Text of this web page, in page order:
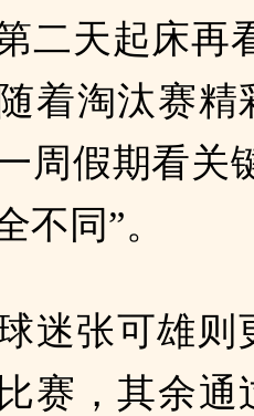
二天起床再
着淘汰赛精
周假期看关
不同”。
迷张可雄则
赛，其余